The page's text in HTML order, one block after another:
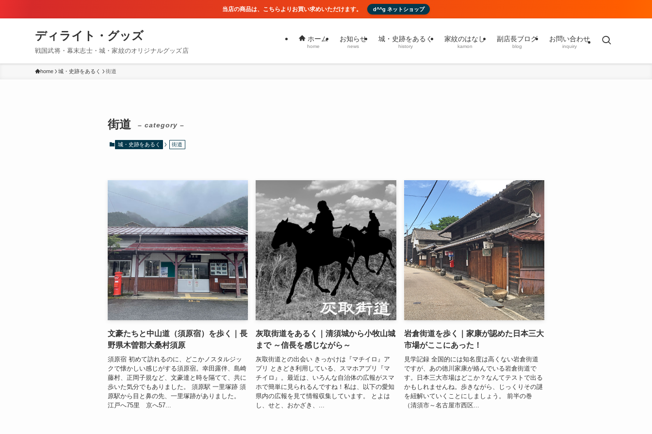
当店の商品は、こちらよりお買い求めいただけます。 d^^g ネットショップ
ディライト・グッズ
戦国武将・幕末志士・城・家紋のオリジナルグッズ店
ホーム
home
お知らせ
news
城・史跡をあるく
history
家紋のはなし
kamon
副店長ブログ
blog
お問い合わせ
inquiry
home 城・史跡をあるく 街道
街道 – category –
城・史跡をあるく 街道
文豪たちと中山道（須原宿）を歩く｜長
野県木曽郡大桑村須原
須原宿 初めて訪れるのに、どこかノスタルジッ
クで懐かしい感じがする須原宿。幸田露伴、島崎
藤村、正岡子規など、文豪達と時を隔てて、共に
歩いた気分でもありました。 須原駅 一里塚跡 須
原駅から目と鼻の先、一里塚跡がありました。
江戸へ75里 京へ57...
灰取街道をあるく｜清須城から小牧山城
まで ～信長を感じながら～
灰取街道との出会い きっかけは『マチイロ』ア
プリ ときどき利用している、スマホアプリ『マ
チイロ』。最近は、いろんな自治体の広報がスマ
ホで簡単に見られるんですね！私は、以下の愛知
県内の広報を見て情報収集しています。 とよは
し、せと、おかざき、...
岩倉街道を歩く｜家康が認めた日本三大
市場がここにあった！
見学記録 全国的には知名度は高くない岩倉街道
ですが、あの徳川家康が絡んでいる岩倉街道で
す。日本三大市場はどこか？なんてテストで出る
かもしれませんね。歩きながら、じっくりその謎
を紐解いていくことにしましょう。 前半の巻
（清須市～名古屋市西区...